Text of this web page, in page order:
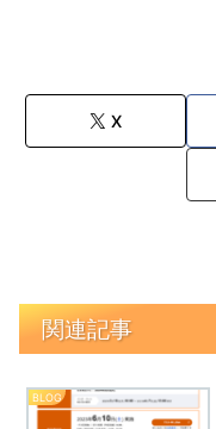
X
関連記事
BLOG